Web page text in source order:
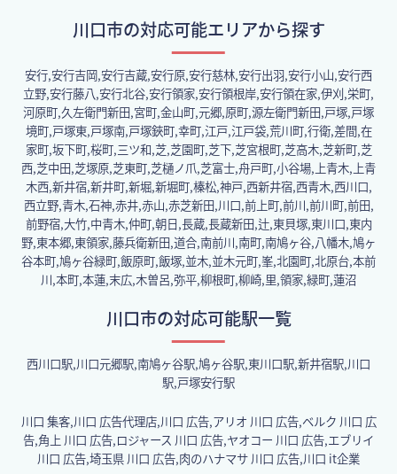
川口市の対応可能エリアから探す
安行,安行吉岡,安行吉蔵,安行原,安行慈林,安行出羽,安行小山,安行西
立野,安行藤八,安行北谷,安行領家,安行領根岸,安行領在家,伊刈,栄町,
河原町,久左衛門新田,宮町,金山町,元郷,原町,源左衛門新田,戸塚,戸塚
境町,戸塚東,戸塚南,戸塚鋏町,幸町,江戸,江戸袋,荒川町,行衛,差間,在
家町,坂下町,桜町,三ツ和,芝,芝園町,芝下,芝宮根町,芝高木,芝新町,芝
西,芝中田,芝塚原,芝東町,芝樋ノ爪,芝富士,舟戸町,小谷場,上青木,上青
木西,新井宿,新井町,新堀,新堀町,榛松,神戸,西新井宿,西青木,西川口,
西立野,青木,石神,赤井,赤山,赤芝新田,川口,前上町,前川,前川町,前田,
前野宿,大竹,中青木,仲町,朝日,長蔵,長蔵新田,辻,東貝塚,東川口,東内
野,東本郷,東領家,藤兵衛新田,道合,南前川,南町,南鳩ヶ谷,八幡木,鳩ヶ
谷本町,鳩ヶ谷緑町,飯原町,飯塚,並木,並木元町,峯,北園町,北原台,本前
川,本町,本蓮,末広,木曽呂,弥平,柳根町,柳崎,里,領家,緑町,蓮沼
川口市の対応可能駅一覧
西川口駅,川口元郷駅,南鳩ヶ谷駅,鳩ヶ谷駅,東川口駅,新井宿駅,川口
駅,戸塚安行駅
川口 集客,川口 広告代理店,川口 広告,アリオ 川口 広告,ベルク 川口 広
告,角上 川口 広告,ロジャース 川口 広告,ヤオコー 川口 広告,エブリイ
川口 広告,埼玉県 川口 広告,肉のハナマサ 川口 広告,川口 it企業